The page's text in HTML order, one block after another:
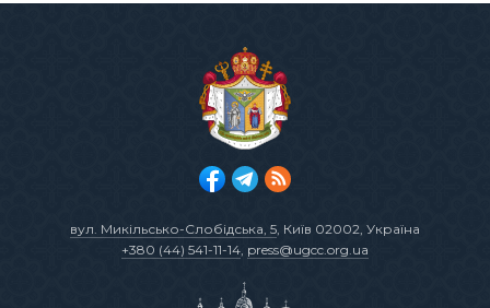
вул. Микільсько-Слобідська, 5, Київ 02002, Україна
+380 (44) 541-11-14, press@ugcc.org.ua